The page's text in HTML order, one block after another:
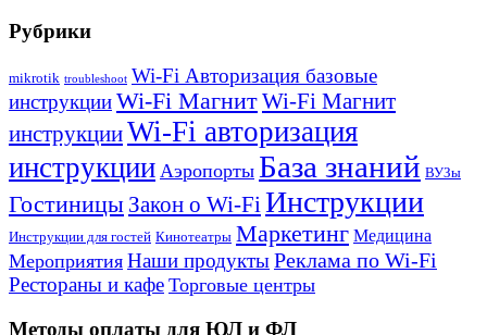
Рубрики
mikrotik troubleshoot Wi-Fi Авторизация базовые
инструкцииWi-Fi МагнитWi-Fi Магнит
инструкцииWi-Fi авторизация
инструкции Аэропорты База знаний ВУЗы
Гостиницы Закон о Wi-FiИнструкции
Инструкции для гостей Кинотеатры Маркетинг Медицина
Мероприятия Наши продуктыРеклама по Wi-Fi
Рестораны и кафе Торговые центры
Методы оплаты для ЮЛ и ФЛ